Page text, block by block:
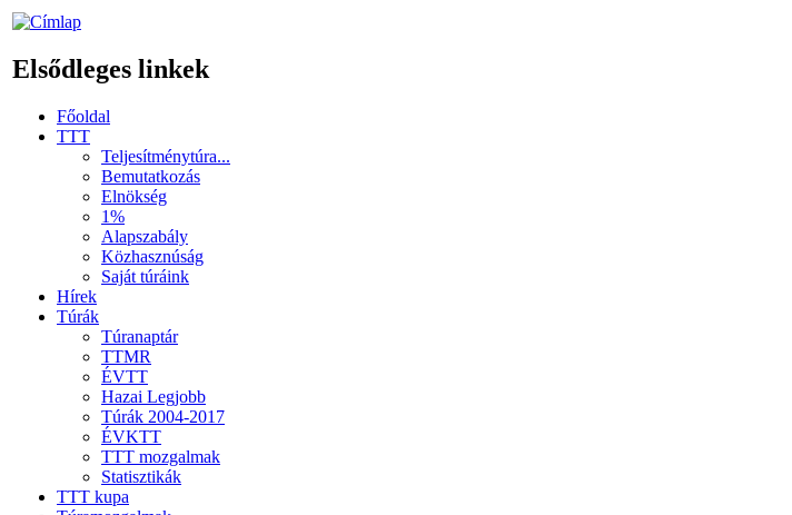
Elsődleges linkek
Főoldal
TTT
Teljesítménytúra...
Bemutatkozás
Elnökség
1%
Alapszabály
Közhasznúság
Saját túráink
Hírek
Túrák
Túranaptár
TTMR
ÉVTT
Hazai Legjobb
Túrák 2004-2017
ÉVKTT
TTT mozgalmak
Statisztikák
TTT kupa